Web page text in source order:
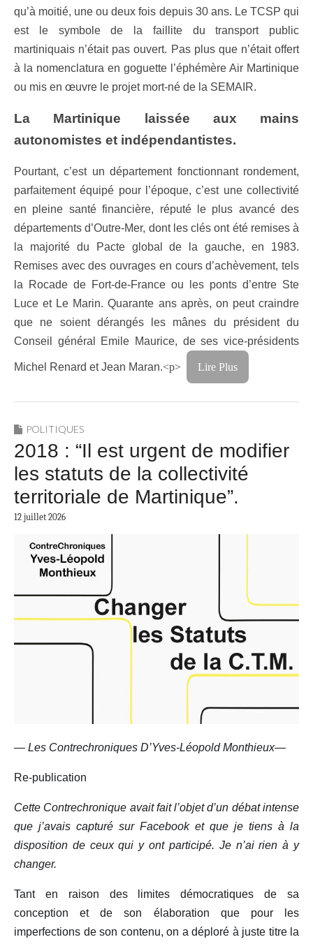
qu’à moitié, une ou deux fois depuis 30 ans. Le TCSP qui
est le symbole de la faillite du transport public
martiniquais n’était pas ouvert. Pas plus que n’était offert
à la nomenclatura en goguette l’éphémère Air Martinique
ou mis en œuvre le projet mort-né de la SEMAIR.
La Martinique laissée aux mains
autonomistes et indépendantistes.
Pourtant, c’est un département fonctionnant rondement,
parfaitement équipé pour l’époque, c’est une collectivité
en pleine santé financière, réputé le plus avancé des
départements d’Outre-Mer, dont les clés ont été remises à
la majorité du Pacte global de la gauche, en 1983.
Remises avec des ouvrages en cours d’achèvement, tels
la Rocade de Fort-de-France ou les ponts d’entre Ste
Luce et Le Marin. Quarante ans après, on peut craindre
que ne soient dérangés les mânes du président du
Conseil général Emile Maurice, de ses vice-présidents
Michel Renard et Jean Maran.<p> Lire Plus
POLITIQUES
2018 : “Il est urgent de modifier
les statuts de la collectivité
territoriale de Martinique”.
12 juillet 2026
— Les Contrechroniques D’Yves-Léopold Monthieux—
Re-publication
Cette Contrechronique avait fait l’objet d’un débat intense
que j’avais capturé sur Facebook et que je tiens à la
disposition de ceux qui y ont participé. Je n’ai rien à y
changer.
Tant en raison des limites démocratiques de sa
conception et de son élaboration que pour les
imperfections de son contenu, on a déploré à juste titre la